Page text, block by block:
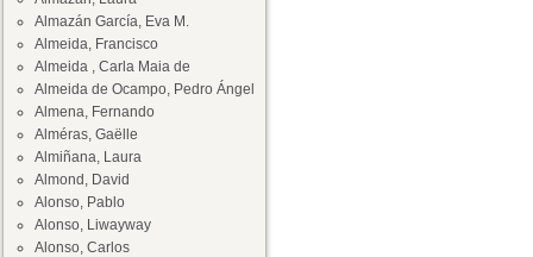
Almazán García, Eva M.
Almeida, Francisco
Almeida , Carla Maia de
Almeida de Ocampo, Pedro Ángel
Almena, Fernando
Alméras, Gaëlle
Almiñana, Laura
Almond, David
Alonso, Pablo
Alonso, Liwayway
Alonso, Carlos